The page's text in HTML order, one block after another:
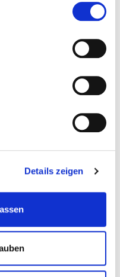
Details zeigen
- 41312913 an.
für ein